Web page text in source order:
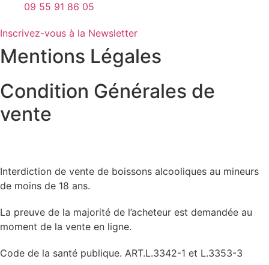
09 55 91 86 05
Inscrivez-vous à la Newsletter
Mentions Légales
Condition Générales de
vente
Interdiction de vente de boissons alcooliques au mineurs
de moins de 18 ans.
La preuve de la majorité de l’acheteur est demandée au
moment de la vente en ligne.
Code de la santé publique. ART.L.3342-1 et L.3353-3